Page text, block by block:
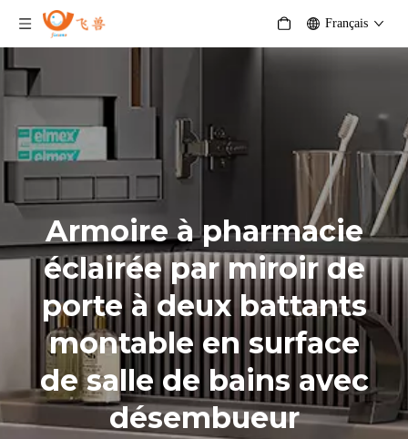
Français
Armoire à pharmacie
éclairée par miroir de
porte à deux battants
montable en surface
de salle de bains avec
désembueur